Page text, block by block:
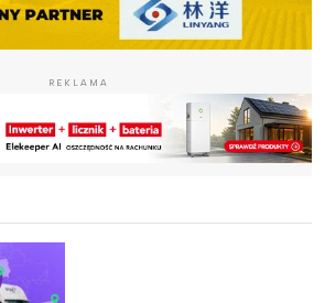
REKLAMA